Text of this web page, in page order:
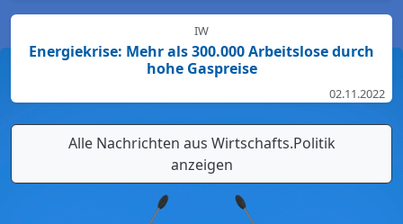
IW
Energiekrise: Mehr als 300.000 Arbeitslose durch
hohe Gaspreise
02.11.2022
Alle Nachrichten aus Wirtschafts.Politik
anzeigen